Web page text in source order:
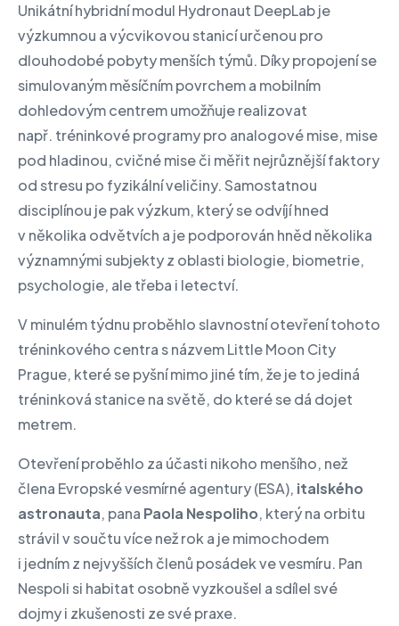
Unikátní hybridní modul Hydronaut DeepLab je
výzkumnou a výcvikovou stanicí určenou pro
dlouhodobé pobyty menších týmů. Díky propojení se
simulovaným měsíčním povrchem a mobilním
dohledovým centrem umožňuje realizovat
např. tréninkové programy pro analogové mise, mise
pod hladinou, cvičné mise či měřit nejrůznější faktory
od stresu po fyzikální veličiny. Samostatnou
disciplínou je pak výzkum, který se odvíjí hned
v několika odvětvích a je podporován hněd několika
významnými subjekty z oblasti biologie, biometrie,
psychologie, ale třeba i letectví.
V minulém týdnu proběhlo slavnostní otevření tohoto
tréninkového centra s názvem Little Moon City
Prague, které se pyšní mimo jiné tím, že je to jediná
tréninková stanice na světě, do které se dá dojet
metrem.
Otevření proběhlo za účasti nikoho menšího, než
člena Evropské vesmírné agentury (ESA), italského
astronauta, pana Paola Nespoliho, který na orbitu
strávil v součtu více než rok a je mimochodem
i jedním z nejvyšších členů posádek ve vesmíru. Pan
Nespoli si habitat osobně vyzkoušel a sdílel své
dojmy i zkušenosti ze své praxe.